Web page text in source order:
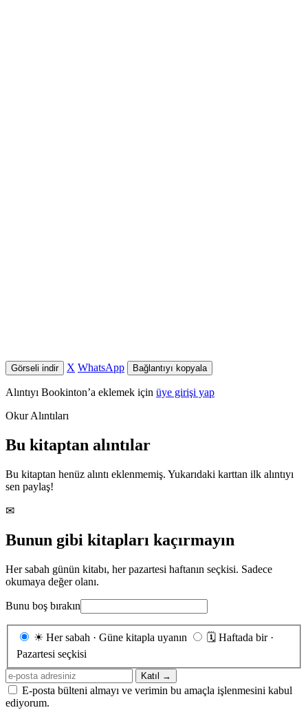
Görseli indir X WhatsApp Bağlantıyı kopyala
Alıntıyı Bookinton’a eklemek için üye girişi yap
Okur Alıntıları
Bu kitaptan alıntılar
Bu kitaptan henüz alıntı eklenmemiş. Yukarıdaki karttan ilk alıntıyı
sen paylaş!
✉
Bunun gibi kitapları kaçırmayın
Her sabah günün kitabı, her pazartesi haftanın seçkisi. Sadece
okumaya değer olanı.
Bunu boş bırakın
Gönderim
☀ Her sabah · Güne kitapla uyanın 🗓 Haftada bir ·
Pazartesi seçkisi
E-
posta
adresiniz
Katıl →
E-posta bülteni almayı ve verimin bu amaçla işlenmesini kabul
ediyorum.